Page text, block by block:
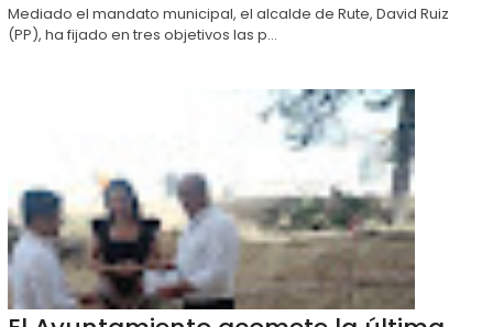
Mediado el mandato municipal, el alcalde de Rute, David Ruiz
(PP), ha fijado en tres objetivos las p...